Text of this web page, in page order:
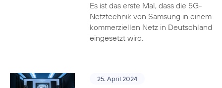
Es ist das erste Mal, dass die 5G-
Netztechnik von Samsung in einem
kommerziellen Netz in Deutschland
eingesetzt wird.
25. April 2024